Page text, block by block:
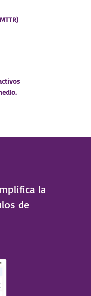
la
de